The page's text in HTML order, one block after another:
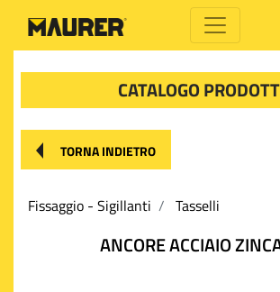
CATALOGO
TORNA INDIETRO
Fissaggio - Sigillanti Tasselli
ANCORE ACCIAIO